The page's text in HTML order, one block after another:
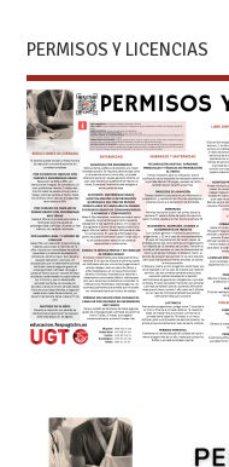
PERMISOS Y LICENCIAS